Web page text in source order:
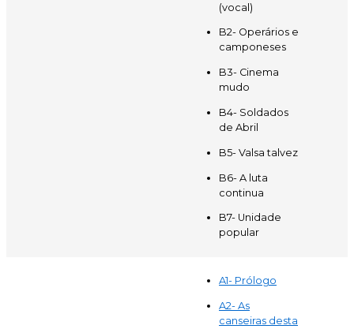
(vocal)
B2- Operários e
camponeses
B3- Cinema
mudo
B4- Soldados
de Abril
B5- Valsa talvez
B6- A luta
continua
B7- Unidade
popular
A1- Prólogo
A2- As
canseiras desta